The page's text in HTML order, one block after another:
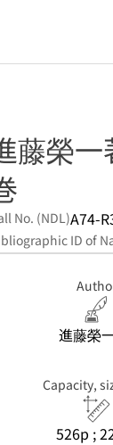
Page
藤榮一
No. (NDL)A74-
ID of
進藤榮
Capacity,
526p ;